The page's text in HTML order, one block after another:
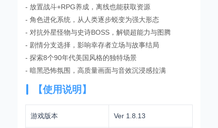
- 放置战斗+RPG养成，离线也能获取资源
- 角色进化系统，从人类逐步蜕变为强大形态
- 对抗外星怪物与史诗BOSS，解锁超能力与图腾
- 剧情分支选择，影响幸存者立场与故事结局
- 探索8个90年代美国风格的独特场景
- 暗黑恐怖氛围，高质量画面与音效沉浸感拉满
【使用说明】
游戏版本 Ver 1.8.13